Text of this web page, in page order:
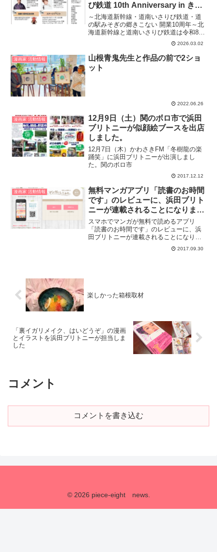
び鉄道 10th Anniversary in きこ
ない
～北海道新幹線・道南いさりび鉄道・道
の駅みそぎの郷きこない 開業10周年～北
海道新幹線と道南いさりび鉄道は令和8年
3月26日に開業10周年を迎えます。木古内
町では様々なイベントを開催しますの
で、皆さんぜひお越しください！
2026.03.02
漫画家 活動情報
山根青鬼先生と作品の前で2ショ
ット
2022.06.26
漫画家 活動情報
12月9日（土）関のボロ市で浜田
ブリトニーが似顔絵ブースを出店
しました。
12月7日（木）かわさきFM「冬樹龍の楽
踊笑」に浜田ブリトニーが出演しまし
た。関のボロ市
2017.12.12
漫画家 活動情報
無料マンガアプリ「読書のお時間
です」のレビューに、浜田ブリト
ニーが連載されることになりまし
た。
スマホでマンガが無料で読めるアプリ
「読書のお時間です」のレビューに、浜
田ブリトニーが連載されることになりま
した。「読書のお時間です」は無料立ち
読み・試し読みが50万ページ以上！スマ
2017.09.30
楽しかった箱根取材
「裏イガリメイク、はいどうぞ」の漫画
とイラストを浜田ブリトニーが担当しま
した
コメント
コメントを書き込む
© 2026 piece-eight news.